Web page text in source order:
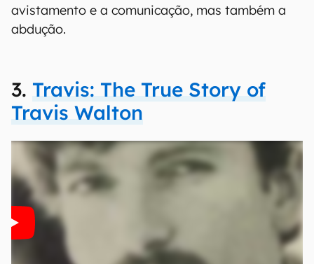
avistamento e a comunicação, mas também a
abdução.
3. Travis: The True Story of
Travis Walton